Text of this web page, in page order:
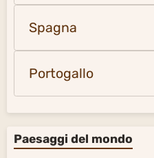
Spagna
Portogallo
Paesaggi del mondo